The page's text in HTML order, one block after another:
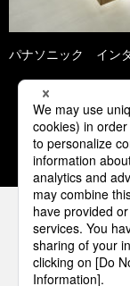
パナソニック イン
1
パナソニ